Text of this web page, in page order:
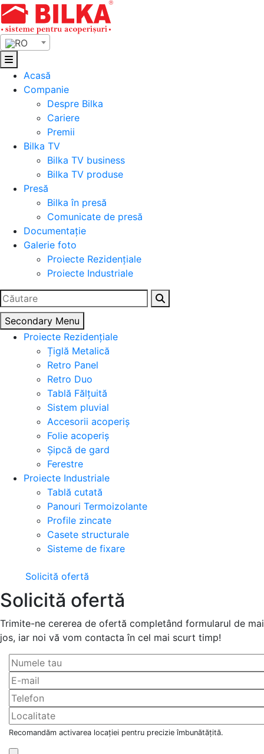
Skip
to
content
RO
Acasă
Companie
Despre Bilka
Cariere
Premii
Bilka TV
Bilka TV business
Bilka TV produse
Presă
Bilka în presă
Comunicate de presă
Documentație
Galerie foto
Proiecte Rezidențiale
Proiecte Industriale
Caută
după:
Secondary Menu
Proiecte Rezidențiale
Țiglă Metalică
Retro Panel
Retro Duo
Tablă Fălțuită
Sistem pluvial
Accesorii acoperiș
Folie acoperiș
Șipcă de gard
Ferestre
Proiecte Industriale
Tablă cutată
Panouri Termoizolante
Profile zincate
Casete structurale
Sisteme de fixare
Solicită ofertă
Solicită ofertă
Trimite-ne cererea de ofertă completând formularul de mai
jos, iar noi vă vom contacta în cel mai scurt timp!
Recomandăm activarea locației pentru precizie îmbunătățită.